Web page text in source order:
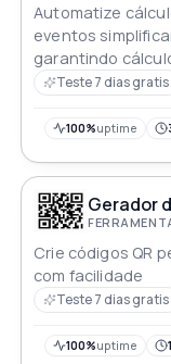
Automatize
eventos
garantindo
Teste 7 dias gratis
100%uptime
Gerador
Crie códigos QR
com facilidade
Teste 7 dias gratis
100%uptime